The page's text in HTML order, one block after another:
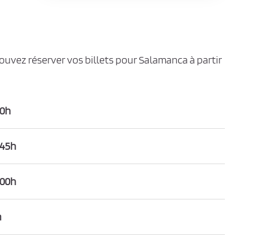
réserver vos billets pour Salamanca à partir